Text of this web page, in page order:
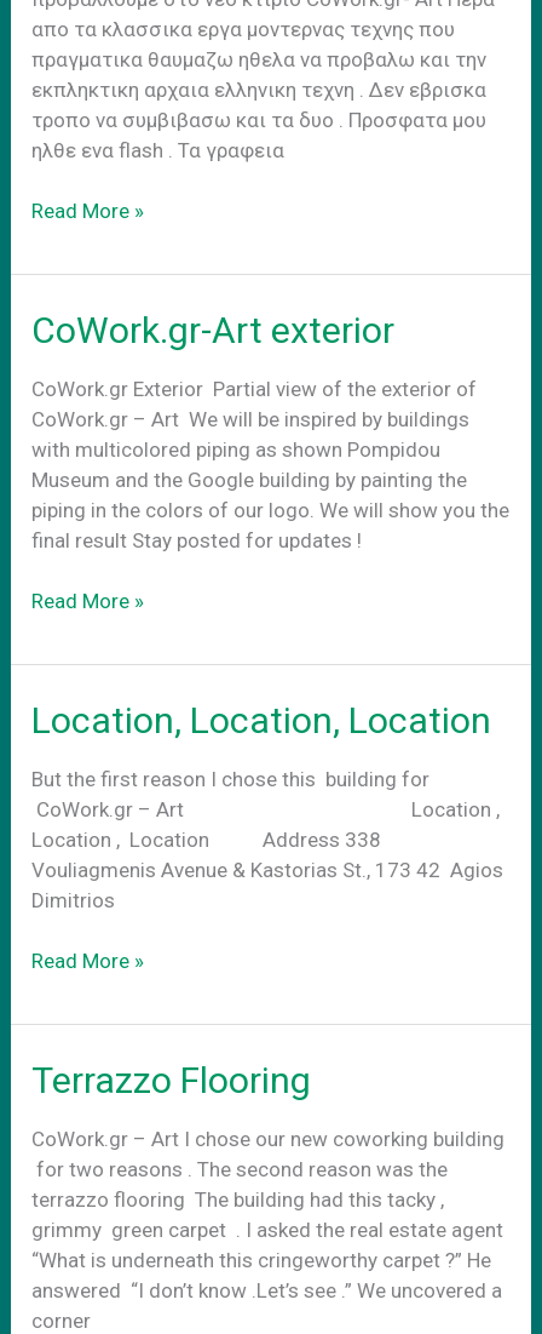
απο τα κλασσικα εργα μοντερνας τεχνης που
πραγματικα θαυμαζω ηθελα να προβαλω και την
εκπληκτικη αρχαια ελληνικη τεχνη . Δεν εβρισκα
τροπο να συμβιβασω και τα δυο . Προσφατα μου
ηλθε ενα flash . Τα γραφεια
Εργα
Κεντρο
Read More »
CoWork.gr-Art exterior
CoWork.gr Exterior Partial view of the exterior of
CoWork.gr – Art We will be inspired by buildings
with multicolored piping as shown Pompidou
Museum and the Google building by painting the
piping in the colors of our logo. We will show you the
final result Stay posted for updates !
CoWork.gr-
exterior
Read More »
Location, Location, Location
But the first reason I chose this building for
CoWork.gr – Art Location ,
Location , Location Address 338
Vouliagmenis Avenue & Kastorias St., 173 42 Agios
Dimitrios
Location,
Location
Read More »
Terrazzo Flooring
CoWork.gr – Art I chose our new coworking building
for two reasons . The second reason was the
terrazzo flooring The building had this tacky ,
grimmy green carpet . I asked the real estate agent
“What is underneath this cringeworthy carpet ?” He
answered “I don’t know .Let’s see .” We uncovered a
corner